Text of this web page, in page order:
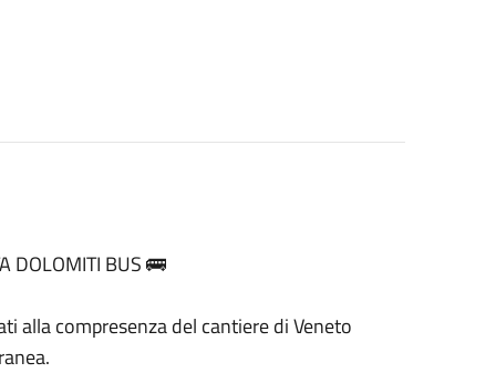
DOLOMITI BUS 🚌
alla compresenza del cantiere di Veneto